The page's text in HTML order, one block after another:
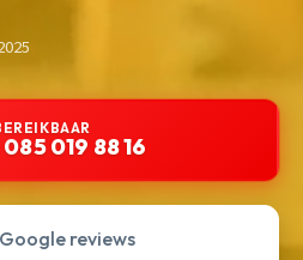
085 019 88 16
reviews